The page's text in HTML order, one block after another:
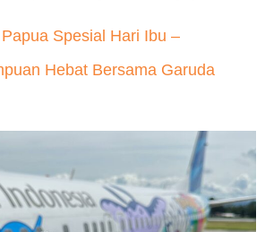
Spesial Hari Ibu –
Hebat Bersama Garuda